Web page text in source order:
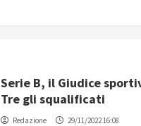
Serie B, il Giudice
Tre gli squalificati
Redazione 29/11/2022 16:08